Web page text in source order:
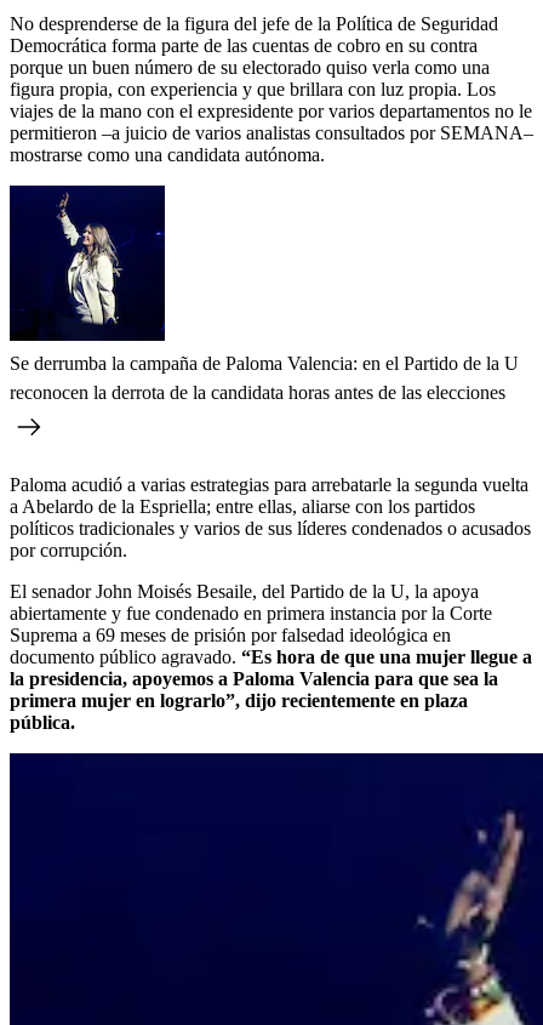
No desprenderse de la figura del jefe de la Política de Seguridad
Democrática forma parte de las cuentas de cobro en su contra
porque un buen número de su electorado quiso verla como una
figura propia, con experiencia y que brillara con luz propia. Los
viajes de la mano con el expresidente por varios departamentos no le
permitieron –a juicio de varios analistas consultados por SEMANA–
mostrarse como una candidata autónoma.
Se derrumba la campaña de Paloma Valencia: en el Partido de la U
reconocen la derrota de la candidata horas antes de las elecciones
Paloma acudió a varias estrategias para arrebatarle la segunda vuelta
a Abelardo de la Espriella; entre ellas, aliarse con los partidos
políticos tradicionales y varios de sus líderes condenados o acusados
por corrupción.
El senador John Moisés Besaile, del Partido de la U, la apoya
abiertamente y fue condenado en primera instancia por la Corte
Suprema a 69 meses de prisión por falsedad ideológica en
documento público agravado. “Es hora de que una mujer llegue a
la presidencia, apoyemos a Paloma Valencia para que sea la
primera mujer en lograrlo”, dijo recientemente en plaza
pública.